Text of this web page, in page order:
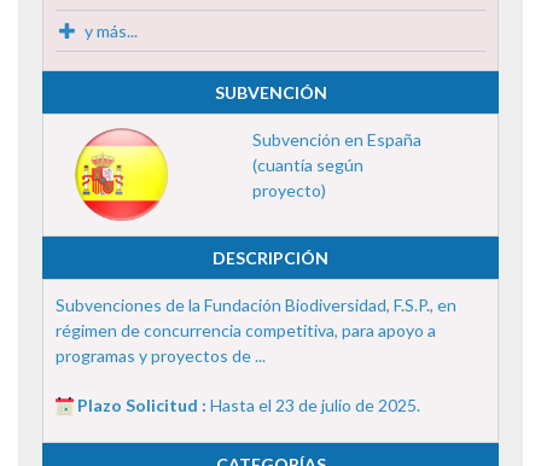
y más...
SUBVENCIÓN
Subvención en España
(cuantía según
proyecto)
DESCRIPCIÓN
Subvenciones de la Fundación Biodiversidad, F.S.P., en
régimen de concurrencia competitiva, para apoyo a
programas y proyectos de ...
Plazo Solicitud : Hasta el 23 de julio de 2025.